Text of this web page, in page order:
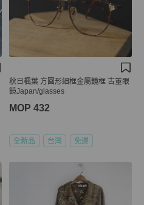
秋日楓葉 方圓形細框金屬鏡框 古董眼
鏡Japan/glasses
MOP 432
全新品 台灣 免運